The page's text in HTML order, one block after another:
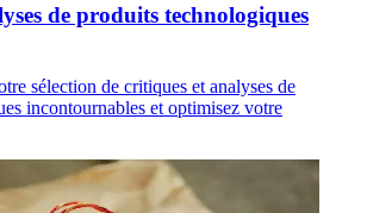
de produits technologiques
sélection de critiques et analyses de
incontournables et optimisez votre